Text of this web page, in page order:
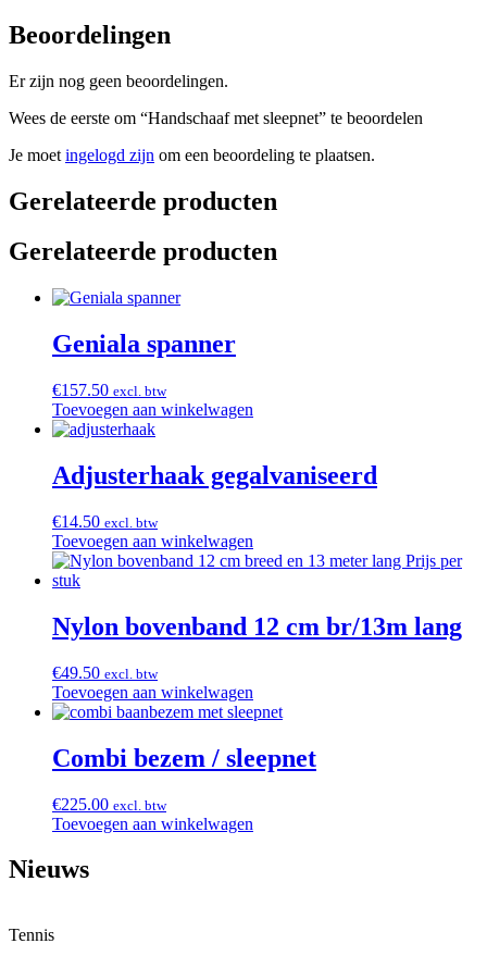
Beoordelingen
Er zijn nog geen beoordelingen.
Wees de eerste om “Handschaaf met sleepnet” te beoordelen
Je moet ingelogd zijn om een beoordeling te plaatsen.
Gerelateerde producten
Gerelateerde producten
Geniala spanner
€157.50 excl. btw
Toevoegen aan winkelwagen
Adjusterhaak gegalvaniseerd
€14.50 excl. btw
Toevoegen aan winkelwagen
Nylon bovenband 12 cm br/13m lang
€49.50 excl. btw
Toevoegen aan winkelwagen
Combi bezem / sleepnet
€225.00 excl. btw
Toevoegen aan winkelwagen
Nieuws
Tennis